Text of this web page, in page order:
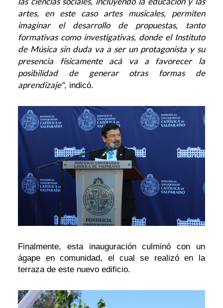
artes, en este caso artes musicales, permiten
imaginar el desarrollo de propuestas, tanto
formativas como investigativas, donde el Instituto
de Música sin duda va a ser un protagonista y su
presencia físicamente acá va a favorecer la
posibilidad de generar otras formas de
aprendizaje", indicó.
Finalmente, esta inauguración culminó con un
ágape en comunidad, el cual se realizó en la
terraza de este nuevo edificio.